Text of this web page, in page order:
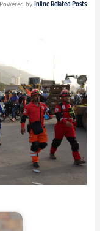
Powered by Inline Related Posts